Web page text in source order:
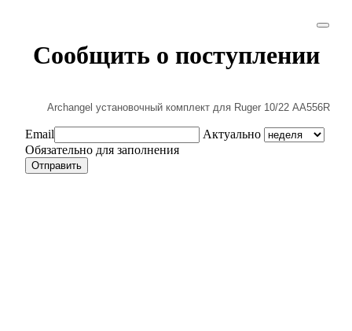
Сообщить о поступлении
Email
Актуально
Обязательно для заполнения
Отправить